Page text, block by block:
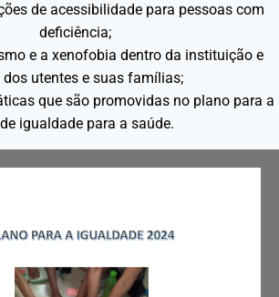
de acessibilidade para pessoas com
deficiência;
e a xenofobia dentro da instituição e
dos utentes e suas famílias;
que são promovidas no plano para a
igualdade para a saúde.